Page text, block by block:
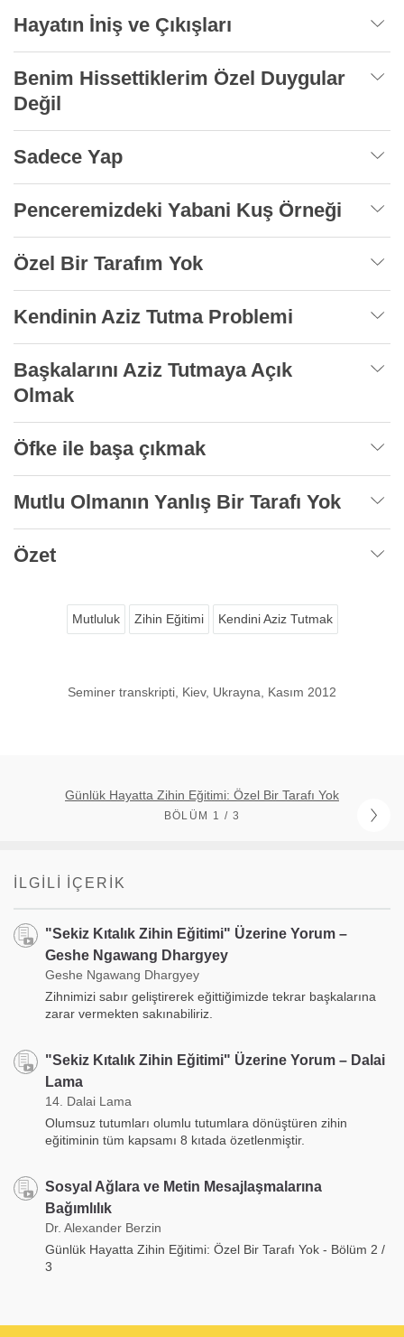
Hayatın İniş ve Çıkışları
Benim Hissettiklerim Özel Duygular
Değil
Sadece Yap
Penceremizdeki Yabani Kuş Örneği
Özel Bir Tarafım Yok
Kendinin Aziz Tutma Problemi
Başkalarını Aziz Tutmaya Açık
Olmak
Öfke ile başa çıkmak
Mutlu Olmanın Yanlış Bir Tarafı Yok
Özet
Mutluluk Zihin Eğitimi Kendini Aziz Tutmak
Seminer transkripti, Kiev, Ukrayna, Kasım 2012
Günlük Hayatta Zihin Eğitimi: Özel Bir Tarafı Yok
BÖLÜM 1 / 3
İLGILI İÇERIK
"Sekiz Kıtalık Zihin Eğitimi" Üzerine Yorum –
Geshe Ngawang Dhargyey
Geshe Ngawang Dhargyey
Zihnimizi sabır geliştirerek eğittiğimizde tekrar başkalarına
zarar vermekten sakınabiliriz.
"Sekiz Kıtalık Zihin Eğitimi" Üzerine Yorum – Dalai
Lama
14. Dalai Lama
Olumsuz tutumları olumlu tutumlara dönüştüren zihin
eğitiminin tüm kapsamı 8 kıtada özetlenmiştir.
Sosyal Ağlara ve Metin Mesajlaşmalarına
Bağımlılık
Dr. Alexander Berzin
Günlük Hayatta Zihin Eğitimi: Özel Bir Tarafı Yok - Bölüm 2 /
3